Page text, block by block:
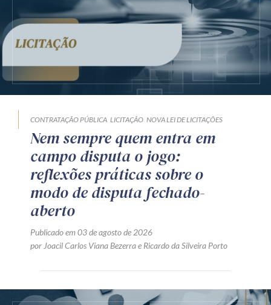
CONTRATAÇÃO PÚBLICA LICITAÇÃO NOVA LEI DE LICITAÇÕES
Nem sempre quem entra em
campo disputa o jogo:
reflexões práticas sobre o
modo de disputa fechado-
aberto
Publicado em 03 de agosto de 2026
por Joacil Carlos Viana Bezerrae Ricardo da Silveira Porto